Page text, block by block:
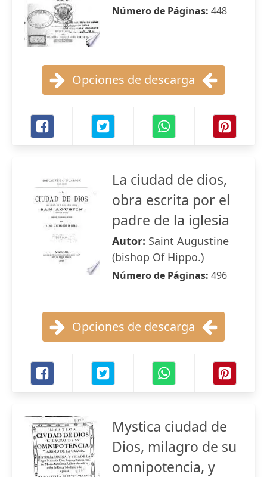
Número de Páginas: 448
Opciones de descarga
La ciudad de dios,
obra escrita por el
padre de la iglesia
Autor: Saint Augustine
(bishop Of Hippo.)
Número de Páginas: 496
Opciones de descarga
Mystica ciudad de
Dios, milagro de su
omnipotencia, y